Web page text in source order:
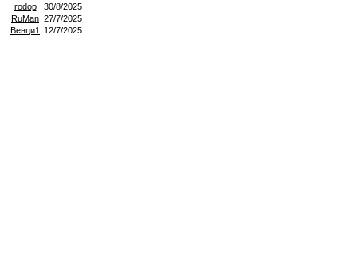
rodop
30/8/2025
RuMan 27/7/2025
Венци1
12/7/2025